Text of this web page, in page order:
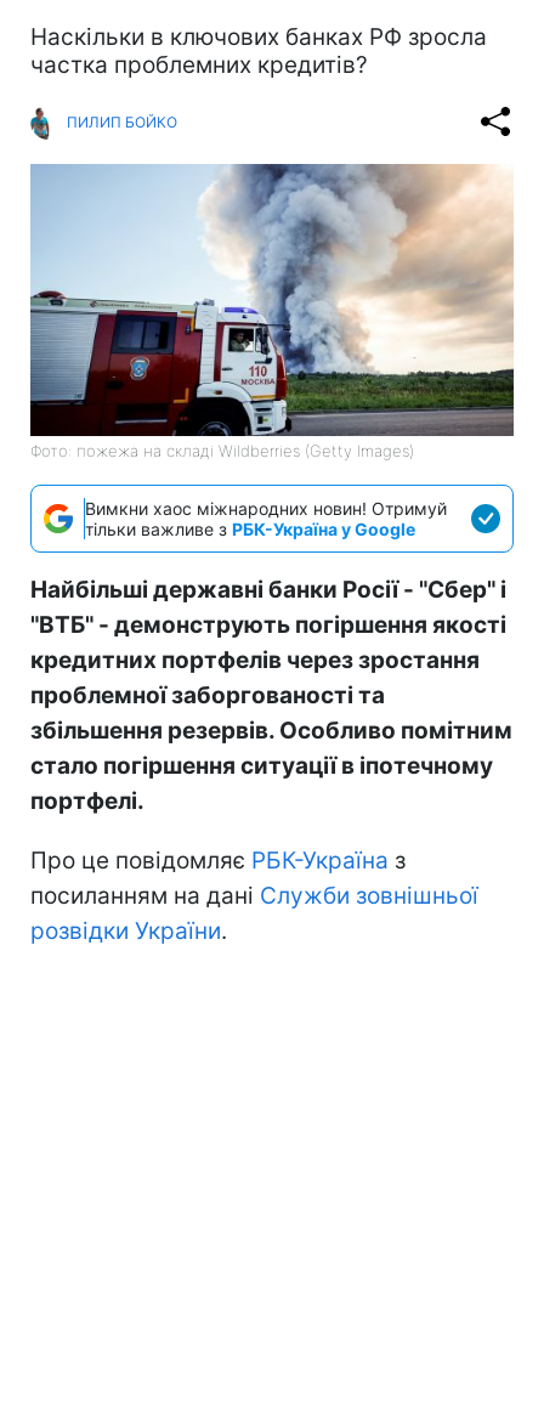
Наскільки в ключових банках РФ зросла
частка проблемних кредитів?
ПИЛИП БОЙКО
Фото: пожежа на складі Wildberries (Getty Images)
Вимкни хаос міжнародних новин! Отримуй
тільки важливе з РБК-Україна у Google
Найбільші державні банки Росії - "Сбер" і
"ВТБ" - демонструють погіршення якості
кредитних портфелів через зростання
проблемної заборгованості та
збільшення резервів. Особливо помітним
стало погіршення ситуації в іпотечному
портфелі.
Про це повідомляє РБК-Україна з
посиланням на дані Служби зовнішньої
розвідки України.